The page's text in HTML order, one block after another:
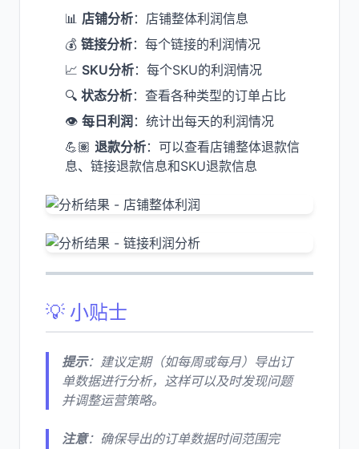
📊 店铺分析：店铺整体利润信息
💰 链接分析：每个链接的利润情况
📈 SKU分析：每个SKU的利润情况
🔍 状态分析：查看各种类型的订单占比
👁 每日利润 ：统计出每天的利润情况
💪🏽 退款分析：可以查看店铺整体退款信
息、链接退款信息和SKU退款信息
💡 小贴士
提示：建议定期（如每周或每月）导出订
单数据进行分析，这样可以及时发现问题
并调整运营策略。
注意：确保导出的订单数据时间范围完